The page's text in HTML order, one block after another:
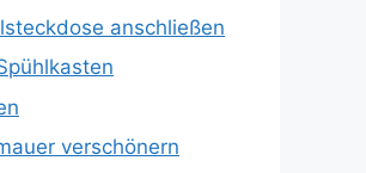
anschließen
verschönern